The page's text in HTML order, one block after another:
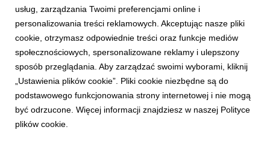
AKTUALNOŚCI
Daniel Godson odfiltrowuje rzeczywistość
26 czerwca 2026
W nowym singlu o tytule “Esmeralda” Daniel śpiewa o walce o
siebie w “perfekcyjnej rzeczywistości” social mediów. Piosenka
jest częścią kampanii społecznej Universal Music Polska i PZU
usług, zarządzania Twoimi preferencjami online i
personalizowania treści reklamowych. Akceptując nasze pliki
cookie, otrzymasz odpowiednie treści oraz funkcje mediów
społecznościowych, spersonalizowane reklamy i ulepszony
sposób przeglądania. Aby zarządzać swoimi wyborami, kliknij
„Ustawienia plików cookie”. Pliki cookie niezbędne są do
podstawowego funkcjonowania strony internetowej i nie mogą
być odrzucone. Więcej informacji znajdziesz w naszej Polityce
plików cookie.